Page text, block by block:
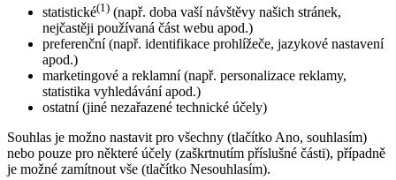
statistické(1) (např. doba vaší návštěvy našich stránek,
nejčastěji používaná část webu apod.)
preferenční (např. identifikace prohlížeče, jazykové nastavení
apod.)
marketingové a reklamní (např. personalizace reklamy,
statistika vyhledávání apod.)
ostatní (jiné nezařazené technické účely)
Souhlas je možno nastavit pro všechny (tlačítko Ano, souhlasím)
nebo pouze pro některé účely (zaškrtnutím příslušné části), případně
je možné zamítnout vše (tlačítko Nesouhlasím).